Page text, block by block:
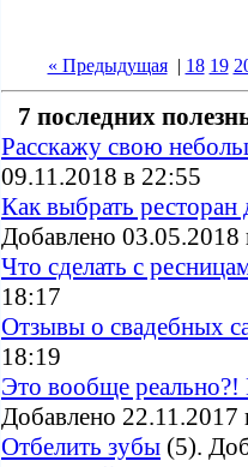
« Предыдущая| 18 19
7 последних
Расскажу свою
09.11.2018 в 22:55
Как выбрать
Добавлено 03.05.2018
Что сделать с
18:17
Отзывы о свадебных
18:19
Это вообще реально?!
Добавлено 22.11.2017
Отбелить зубы (5).